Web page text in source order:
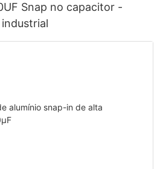
Snap no capacitor -